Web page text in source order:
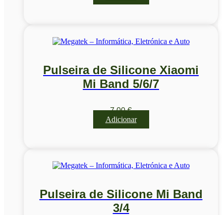
Pulseira de Silicone Xiaomi
Mi Band 5/6/7
7,00€
Adicionar
Pulseira de Silicone Mi Band
3/4